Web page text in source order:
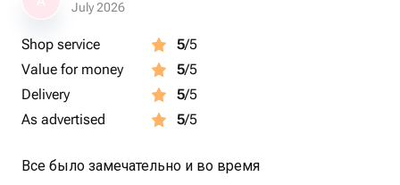
July 2026
Shop service 5/5
Value for money
5/5
Delivery
5/5
As advertised
5/5
Все было замечательно и во время